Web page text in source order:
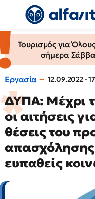
Τουρισμός για
σήμερα
Εργασία 12.09.2022 -
ΔΥΠΑ: Μέχρι
οι αιτήσεις
θέσεις του
ευπαθείς